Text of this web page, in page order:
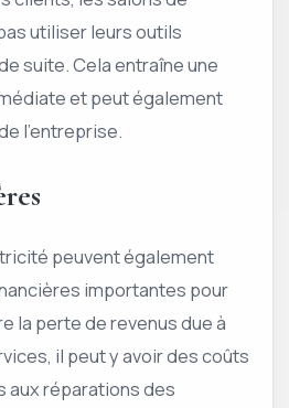
utiliser leurs outils
suite. Cela entraîne une
et peut également
l’entreprise.
peuvent également
importantes pour
la perte de revenus due à
il peut y avoir des coûts
aux réparations des